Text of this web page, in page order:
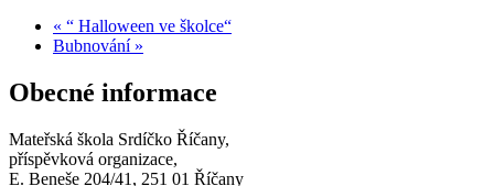
« “ Halloween ve školce“
Bubnování »
Obecné informace
Mateřská škola Srdíčko Říčany,
příspěvková organizace,
E. Beneše 204/41, 251 01 Říčany